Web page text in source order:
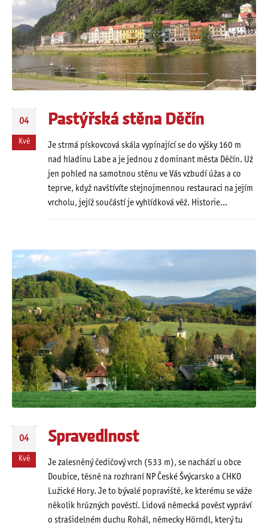
04
Kvě
Pastýřská stěna Děčín
Je strmá pískovcová skála vypínající se do výšky 160 m
nad hladinu Labe a je jednou z dominant města Děčín. Už
jen pohled na samotnou stěnu ve Vás vzbudí úžas a co
teprve, když navštívíte stejnojmennou restauraci na jejím
vrcholu, jejíž součástí je vyhlídková věž. Historie...
04
Kvě
Spravedlnost
Je zalesněný čedičový vrch (533 m), se nachází u obce
Doubice, těsně na rozhraní NP České Švýcarsko a CHKO
Lužické Hory. Je to bývalé popraviště, ke kterému se váže
několik hrůzných pověstí. Lidová německá pověst vypráví
o strašidelném duchu Rohál, německy Hörndl, který tu